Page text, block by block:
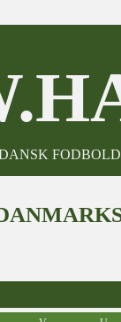
FODBOLD